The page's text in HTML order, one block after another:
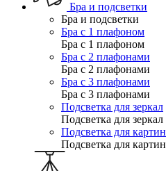
Бра и подсветки
Бра и подсветки
Бра с 1 плафоном
Бра с 1 плафоном
Бра с 2 плафонами
Бра с 2 плафонами
Бра с 3 плафонами
Бра с 3 плафонами
Подсветка для зеркал
Подсветка для зеркал
Подсветка для картин
Подсветка для картин